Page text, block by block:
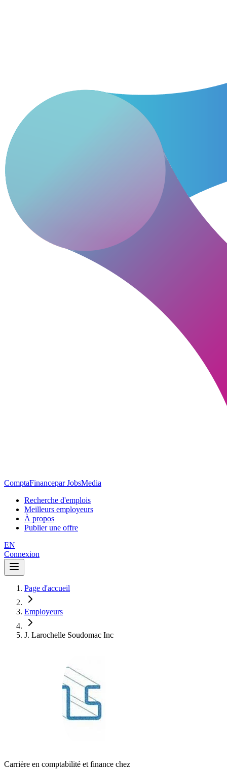
ComptaFinancepar JobsMedia
Recherche d'emplois
Meilleurs employeurs
À propos
Publier une offre
EN
Connexion
Page d'accueil
Employeurs
J. Larochelle Soudomac Inc
Carrière en comptabilité et finance chez